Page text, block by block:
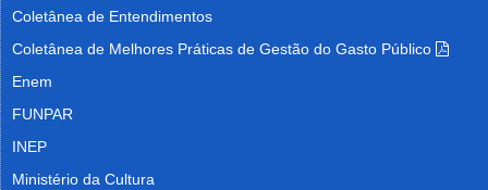
Coletânea de Entendimentos
Coletânea de Melhores Práticas de Gestão do Gasto Público
Enem
FUNPAR
INEP
Ministério da Cultura